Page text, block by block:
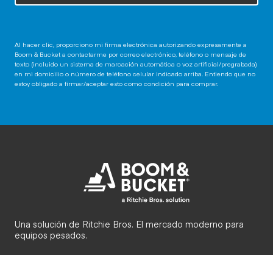
Al hacer clic, proporciono mi firma electrónica autorizando expresamente a
Boom & Bucket a contactarme por correo electrónico, teléfono o mensaje de
texto (incluido un sistema de marcación automática o voz artificial/pregrabada)
en mi domicilio o número de teléfono celular indicado arriba. Entiendo que no
estoy obligado a firmar/aceptar esto como condición para comprar.
Una solución de Ritchie Bros. El mercado moderno para
equipos pesados.